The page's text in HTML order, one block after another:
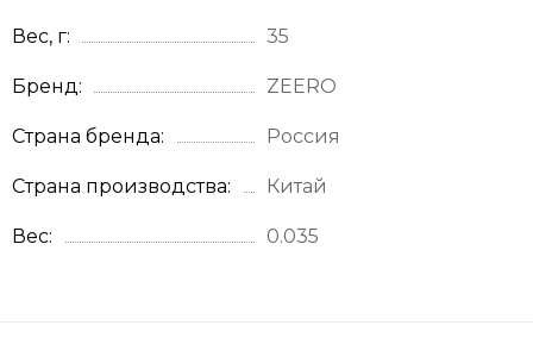
Вес, г 35
Бренд ZEERO
Страна бренда Россия
Страна производства Китай
Вес 0.035